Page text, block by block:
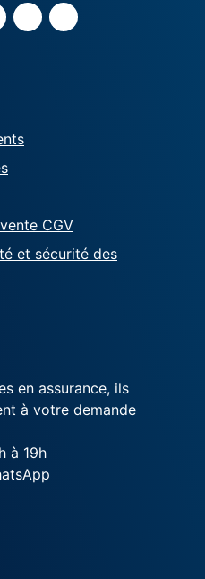
CGV
et sécurité des
en assurance, ils
à votre demande
à 19h